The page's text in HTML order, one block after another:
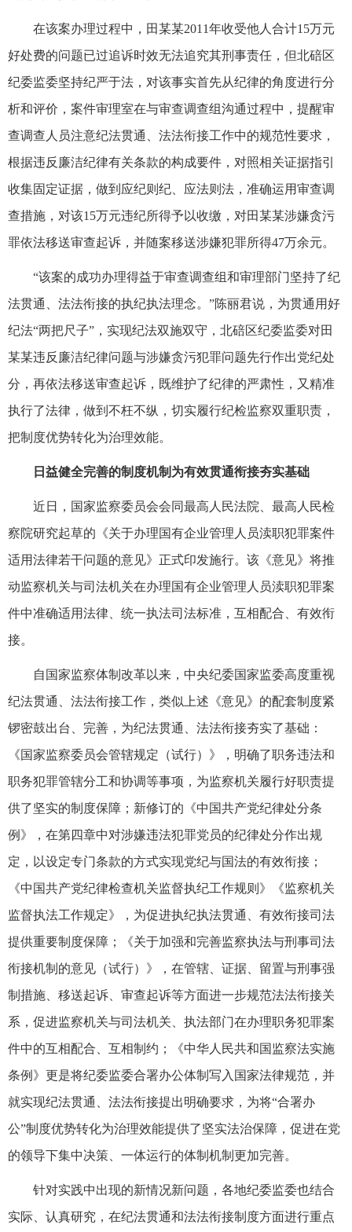
在该案办理过程中，田某某2011年收受他人合计15万元
好处费的问题已过追诉时效无法追究其刑事责任，但北碚区
纪委监委坚持纪严于法，对该事实首先从纪律的角度进行分
析和评价，案件审理室在与审查调查组沟通过程中，提醒审
查调查人员注意纪法贯通、法法衔接工作中的规范性要求，
根据违反廉洁纪律有关条款的构成要件，对照相关证据指引
收集固定证据，做到应纪则纪、应法则法，准确运用审查调
查措施，对该15万元违纪所得予以收缴，对田某某涉嫌贪污
罪依法移送审查起诉，并随案移送涉嫌犯罪所得47万余元。
“该案的成功办理得益于审查调查组和审理部门坚持了纪
法贯通、法法衔接的执纪执法理念。”陈丽君说，为贯通用好
纪法“两把尺子”，实现纪法双施双守，北碚区纪委监委对田
某某违反廉洁纪律问题与涉嫌贪污犯罪问题先行作出党纪处
分，再依法移送审查起诉，既维护了纪律的严肃性，又精准
执行了法律，做到不枉不纵，切实履行纪检监察双重职责，
把制度优势转化为治理效能。
日益健全完善的制度机制为有效贯通衔接夯实基础
近日，国家监察委员会会同最高人民法院、最高人民检
察院研究起草的《关于办理国有企业管理人员渎职犯罪案件
适用法律若干问题的意见》正式印发施行。该《意见》将推
动监察机关与司法机关在办理国有企业管理人员渎职犯罪案
件中准确适用法律、统一执法司法标准，互相配合、有效衔
接。
自国家监察体制改革以来，中央纪委国家监委高度重视
纪法贯通、法法衔接工作，类似上述《意见》的配套制度紧
锣密鼓出台、完善，为纪法贯通、法法衔接夯实了基础：
《国家监察委员会管辖规定（试行）》，明确了职务违法和
职务犯罪管辖分工和协调等事项，为监察机关履行好职责提
供了坚实的制度保障；新修订的《中国共产党纪律处分条
例》，在第四章中对涉嫌违法犯罪党员的纪律处分作出规
定，以设定专门条款的方式实现党纪与国法的有效衔接；
《中国共产党纪律检查机关监督执纪工作规则》《监察机关
监督执法工作规定》，为促进执纪执法贯通、有效衔接司法
提供重要制度保障；《关于加强和完善监察执法与刑事司法
衔接机制的意见（试行）》，在管辖、证据、留置与刑事强
制措施、移送起诉、审查起诉等方面进一步规范法法衔接关
系，促进监察机关与司法机关、执法部门在办理职务犯罪案
件中的互相配合、互相制约；《中华人民共和国监察法实施
条例》更是将纪委监委合署办公体制写入国家法律规范，并
就实现纪法贯通、法法衔接提出明确要求，为将“合署办
公”制度优势转化为治理效能提供了坚实法治保障，促进在党
的领导下集中决策、一体运行的体制机制更加完善。
针对实践中出现的新情况新问题，各地纪委监委也结合
实际、认真研究，在纪法贯通和法法衔接制度方面进行重点